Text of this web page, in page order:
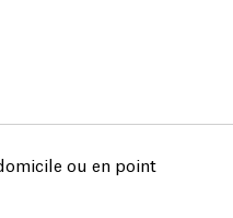
ou en point